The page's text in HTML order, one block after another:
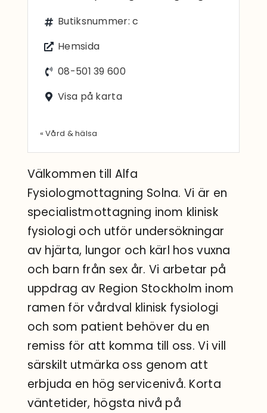
Butiksnummer: c
Hemsida
08-501 39 600
Visa på karta
« Vård & hälsa
Välkommen till Alfa
Fysiologmottagning Solna. Vi är en
specialistmottagning inom klinisk
fysiologi och utför undersökningar
av hjärta, lungor och kärl hos vuxna
och barn från sex år. Vi arbetar på
uppdrag av Region Stockholm inom
ramen för vårdval klinisk fysiologi
och som patient behöver du en
remiss för att komma till oss. Vi vill
särskilt utmärka oss genom att
erbjuda en hög servicenivå. Korta
väntetider, högsta nivå på